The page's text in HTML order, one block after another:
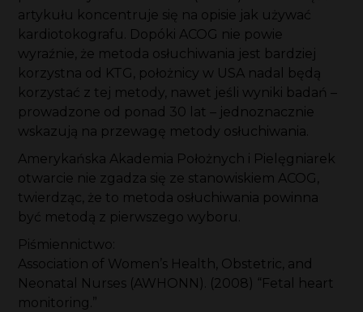
artykułu koncentruje się na opisie jak używać
kardiotokografu. Dopóki ACOG nie powie
wyraźnie, że metoda osłuchiwania jest bardziej
korzystna od KTG, położnicy w USA nadal będą
korzystać z tej metody, nawet jeśli wyniki badań –
prowadzone od ponad 30 lat – jednoznacznie
wskazują na przewagę metody osłuchiwania.
Amerykańska Akademia Położnych i Pielęgniarek
otwarcie nie zgadza się ze stanowiskiem ACOG,
twierdząc, że to metoda osłuchiwania powinna
być metodą z pierwszego wyboru.
Piśmiennictwo:
Association of Women’s Health, Obstetric, and
Neonatal Nurses (AWHONN). (2008) “Fetal heart
monitoring.”